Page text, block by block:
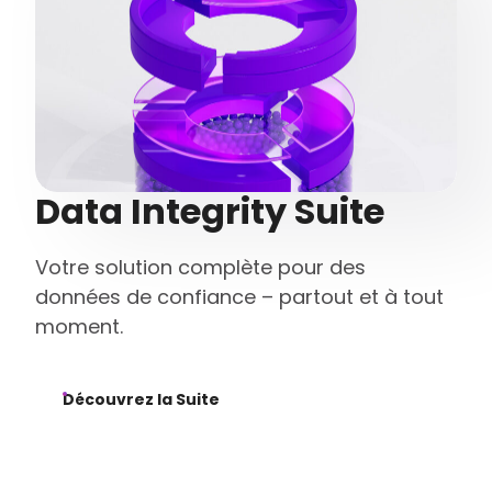
Data Integrity Suite
Votre solution complète pour des
données de confiance – partout et à tout
moment.
Découvrez la Suite